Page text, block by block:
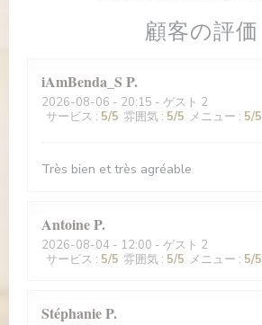
顧客の評価
iAmBenda_S P
2026-08-06 - 20:15 - ゲスト 2
サービス : 5/5 雰囲気 : 5/5 メニュー : 5/5
Très bien et très agréable
AntoineP
2026-08-04 - 12:00 - ゲスト 2
サービス : 5/5 雰囲気 : 5/5 メニュー : 5/5
StéphanieP